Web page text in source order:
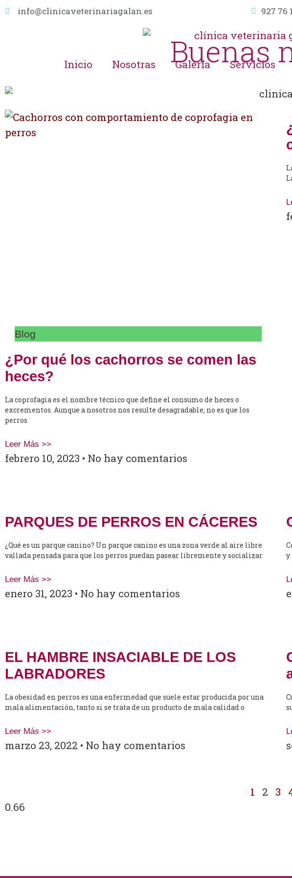
info@clinicaveterinariagalan.es 927 76
Inicio Nosotras Galería Servicios
Buenas
Blog
¿Por qué los cachorros se comen las
heces?
La coprofagia es el nombre técnico que define el consumo de heces o
excrementos. Aunque a nosotros nos resulte desagradable, no es que los
perros
Leer Más >>
febrero 10, 2023 No hay comentarios
PARQUES DE PERROS EN CÁCERES
¿Qué es un parque canino? Un parque canino es una zona verde al aire libre
vallada pensada para que los perros puedan pasear libremente y socializar
Leer Más >>
enero 31, 2023 No hay comentarios
y
EL HAMBRE INSACIABLE DE LOS
LABRADORES
La obesidad en perros es una enfermedad que suele estar producida por una
mala alimentación, tanto si se trata de un producto de mala calidad o
Leer Más >>
marzo 23, 2022 No hay comentarios
1 2 3